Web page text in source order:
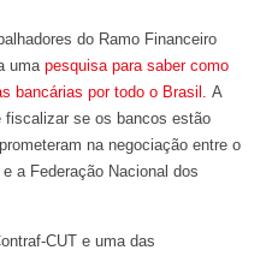
do Ramo Financeiro
uma pesquisa para saber como
bancárias por todo o Brasil. A
fiscalizar se os bancos estão
na negociação entre o
a Federação Nacional dos
CUT e uma das